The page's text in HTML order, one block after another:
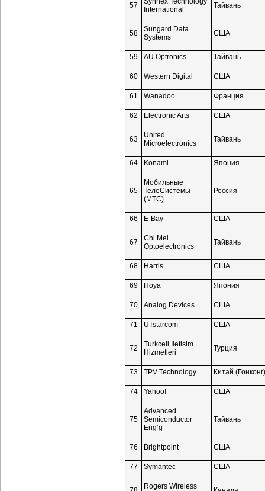
57
International
Тайвань
58
Sungard Data
Systems
США
59 AU Optronics Тайвань
60 Western Digital США
61 Wanadoo Франция
62 Electronic Arts США
63
United
Microelectronics
Тайвань
64 Konami Япония
65
Мобильные
ТелеСистемы
(МТС)
Россия
66 E-Bay США
67
Chi Mei
Optoelectronics
Тайвань
68 Harris США
69 Hoya Япония
70 Analog Devices США
71 UTstarcom США
72
Turkcell Iletisim
Hizmetleri
Турция
73 TPV Technology Китай (Гонконг)
74 Yahoo! США
75
Advanced
Semiconductor
Eng’g
Тайвань
76 Brightpoint США
77 Symantec США
Rogers Wireless